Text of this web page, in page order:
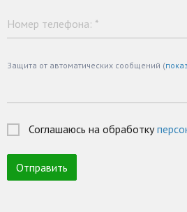
Номер телефона: *
Защита от автоматических сообщений (
Соглашаюсь на обработку